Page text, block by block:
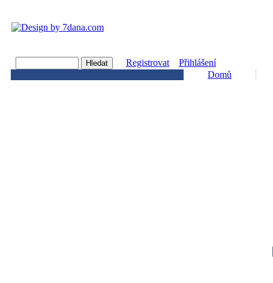
Registrovat
Přihlášení
Domů